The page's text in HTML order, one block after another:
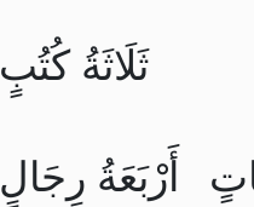
ثَلَاثَةُ كُتُبٍ
أَرْبَعَةُ رِجَالٍ